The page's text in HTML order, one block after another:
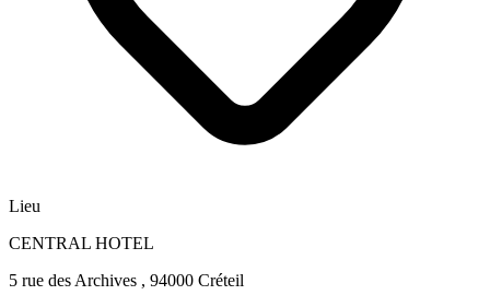
Lieu
CENTRAL HOTEL
5 rue des Archives , 94000 Créteil